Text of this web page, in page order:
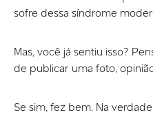
sofre dessa síndrome
Mas, você já sentiu isso?
de publicar uma foto,
Se sim, fez bem. Na